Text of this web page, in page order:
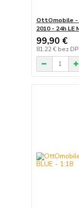
OttOmobile -
2010 - 24h LE
99,90 €
81,22 € bez